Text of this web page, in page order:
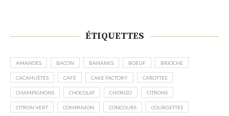
ÉTIQUETTES
AMANDES BACON BANANES BOEUF BRIOCHE
CACAHUÈTES CAFÉ CAKE FACTORY CAROTTES
CHAMPIGNONS CHOCOLAT CHORIZO CITRONS
CITRON VERT COMPANION CONCOURS COURGETTES